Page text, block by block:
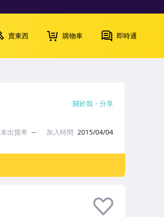
賣東西 購物車 即時通
關於我 分享
未出貨率 -- 加入時間 2015/04/04